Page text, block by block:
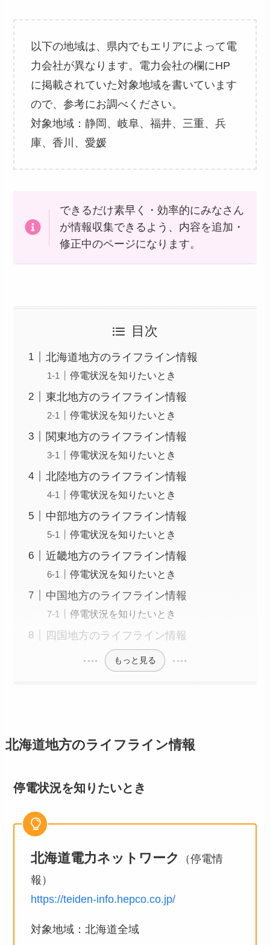
以下の地域は、県内でもエリアによって電
力会社が異なります。電力会社の欄にHP
に掲載されていた対象地域を書いています
ので、参考にお調べください。
対象地域：静岡、岐阜、福井、三重、兵
庫、香川、愛媛
できるだけ素早く・効率的にみなさん
が情報収集できるよう、内容を追加・
修正中のページになります。
目次
北海道地方のライフライン情報
停電状況を知りたいとき
東北地方のライフライン情報
停電状況を知りたいとき
関東地方のライフライン情報
停電状況を知りたいとき
北陸地方のライフライン情報
停電状況を知りたいとき
中部地方のライフライン情報
停電状況を知りたいとき
近畿地方のライフライン情報
停電状況を知りたいとき
中国地方のライフライン情報
停電状況を知りたいとき
四国地方のライフライン情報
もっと見る
北海道地方のライフライン情報
停電状況を知りたいとき
北海道電力ネットワーク
（停電情
報）
https://teiden-info.hepco.co.jp/
対象地域：北海道全域